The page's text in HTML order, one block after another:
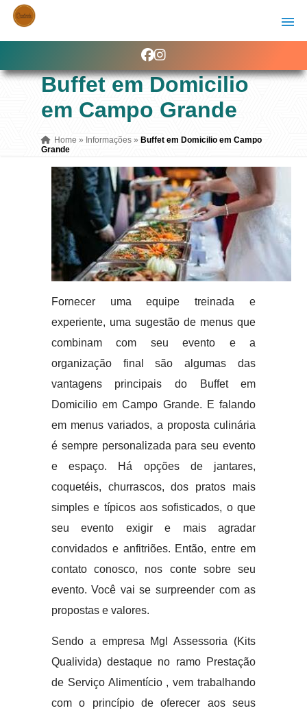
Buffet em Domicilio
em Campo Grande
Home » Informações » Buffet em Domicilio em Campo
Grande
Fornecer uma equipe treinada e
experiente, uma sugestão de menus que
combinam com seu evento e a
organização final são algumas das
vantagens principais do Buffet em
Domicilio em Campo Grande. E falando
em menus variados, a proposta culinária
é sempre personalizada para seu evento
e espaço. Há opções de jantares,
coquetéis, churrascos, dos pratos mais
simples e típicos aos sofisticados, o que
seu evento exigir e mais agradar
convidados e anfitriões. Então, entre em
contato conosco, nos conte sobre seu
evento. Você vai se surpreender com as
propostas e valores.
Sendo a empresa Mgl Assessoria (Kits
Qualivida) destaque no ramo Prestação
de Serviço Alimentício , vem trabalhando
com o princípio de oferecer aos seus